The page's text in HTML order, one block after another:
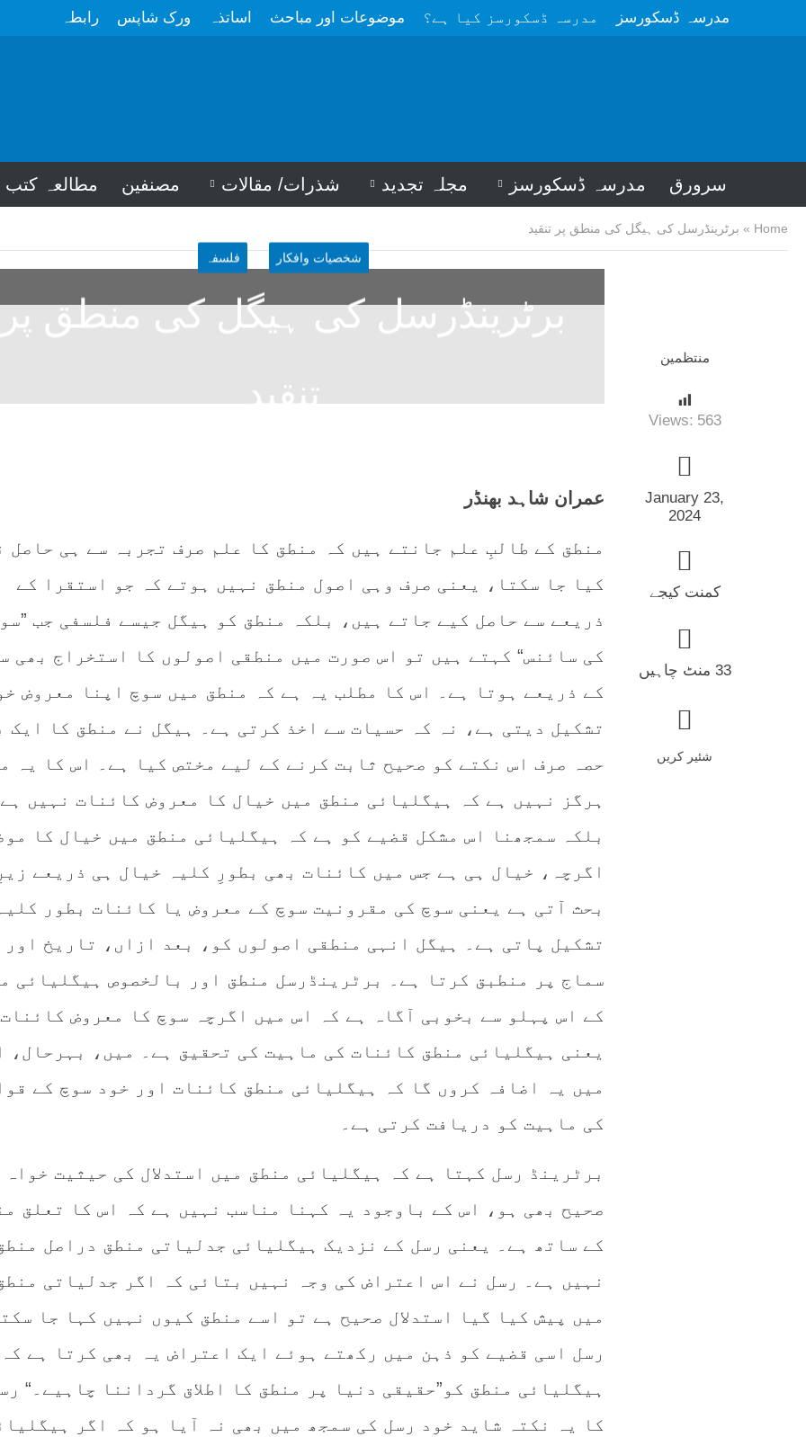
مدرسہ ڈسکورسز مدرسہ ڈسکورسز کیا ہے؟ موضوعات اور مباحث اساتذہ ورک شاپس رابطہ
سرورق مدرسہ ڈسکورسز مجلہ تجدید شذرات/ مقالات مصنفین مطالعہ کتب
Home
» برٹرینڈرسل کی ہیگل کی منطق پر تنقید
منتظمین
Views: 563
January 23,
2024
کمنت کیجے
33 منٹ چاہیں
شئیر کریں
شخصیات وافکار فلسفہ
برٹرینڈرسل کی ہیگل کی منطق پر
تنقید
عمران شاہد بھنڈر
منطق کے طالبِ علم جانتے ہیں کہ منطق کا علم صرف تجربہ سے ہی حاصل
کیا جا سکتا، یعنی صرف وہی اصول منطق نہیں ہوتے کہ جو استقرا کے
ذریعے سے حاصل کیے جاتے ہیں، بلکہ منطق کو ہیگل جیسے فلسفی جب
کی سائنس“ کہتے ہیں تو اس صورت میں منطقی اصولوں کا استخراج بھی
کے ذریعے ہوتا ہے۔ اس کا مطلب یہ ہے کہ منطق میں سوچ اپنا معروض
تشکیل دیتی ہے، نہ کہ حسیات سے اخذ کرتی ہے۔ ہیگل نے منطق کا ایک
حصہ صرف اس نکتے کو صحیح ثابت کرنے کے لیے مختص کیا ہے۔ اس کا یہ
ہرگز نہیں ہے کہ ہیگلیائی منطق میں خیال کا معروض کائنات نہیں
بلکہ سمجھنا اس مشکل قضیے کو ہے کہ ہیگلیائی منطق میں خیال کا
اگرچہ، خیال ہی ہے جس میں کائنات بھی بطورِ کلیہ خیال ہی ذریعے زیرِ
بحث آتی ہے یعنی سوچ کی مقرونیت سوچ کے معروض یا کائنات بطور
تشکیل پاتی ہے۔ ہیگل انہی منطقی اصولوں کو، بعد ازاں، تاریخ اور
سماج پر منطبق کرتا ہے۔ برٹرینڈرسل منطق اور بالخصوص ہیگلیائی
کے اس پہلو سے بخوبی آگاہ ہے کہ اس میں اگرچہ سوچ کا معروض کائنات
یعنی ہیگلیائی منطق کائنات کی ماہیت کی تحقیق ہے۔ میں، بہرحال،
میں یہ اضافہ کروں گا کہ ہیگلیائی منطق کائنات اور خود سوچ کے
کی ماہیت کو دریافت کرتی ہے۔
برٹرینڈ رسل کہتا ہے کہ ہیگلیائی منطق میں استدلال کی حیثیت خواہ
صحیح بھی ہو، اس کے باوجود یہ کہنا مناسب نہیں ہے کہ اس کا تعلق
کے ساتھ ہے۔ یعنی رسل کے نزدیک ہیگلیائی جدلیاتی منطق دراصل
نہیں ہے۔ رسل نے اس اعتراض کی وجہ نہیں بتائی کہ اگر جدلیاتی
میں پیش کیا گیا استدلال صحیح ہے تو اسے منطق کیوں نہیں کہا جا
رسل اسی قضیے کو ذہن میں رکھتے ہوئے ایک اعتراض یہ بھی کرتا ہے کہ
ہیگلیائی منطق کو”حقیقی دنیا پر منطق کا اطلاق گرداننا چاہیے۔“
کا یہ نکتہ شاید خود رسل کی سمجھ میں بھی نہ آیا ہو کہ اگر